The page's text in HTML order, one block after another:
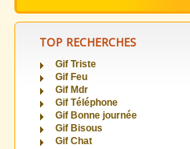
TOP RECHERCHES
Gif Triste
Gif Feu
Gif Mdr
Gif Téléphone
Gif Bonne journée
Gif Bisous
Gif Chat